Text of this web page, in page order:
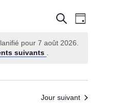
vues
Recherche
de
Jour
pour 7 août 2026.
suivants
Jour suivant